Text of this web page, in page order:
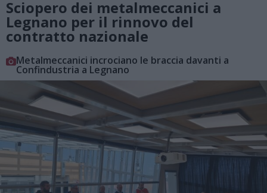
Sciopero dei metalmeccanici a
Legnano per il rinnovo del
contratto nazionale
Metalmeccanici incrociano le braccia davanti a
Confindustria a Legnano